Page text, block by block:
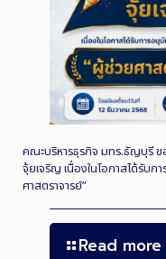
คณะบริหารธุรกิจ มทร.ธัญบุรี
จุ้ยเจริญ เนื่องในโอกาสได้รับ
ศาสตราจารย์”
Read more